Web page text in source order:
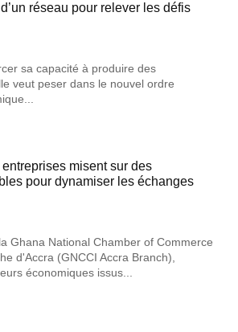
réseau pour relever les défis
sa capacité à produire des
veut peser dans le nouvel ordre
misent sur des
pour dynamiser les échanges
Ghana National Chamber of Commerce
d'Accra (GNCCI Accra Branch),
économiques issus...